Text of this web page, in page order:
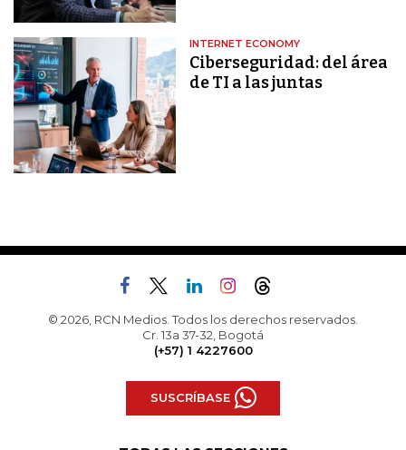
INTERNET ECONOMY
Ciberseguridad: del área
de TI a las juntas
© 2026, RCN Medios. Todos los derechos reservados.
Cr. 13a 37-32, Bogotá
(+57) 1 4227600
SUSCRÍBASE